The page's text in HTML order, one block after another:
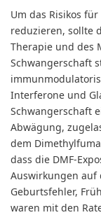
Um das Risikos
reduzieren, sollte
Therapie und des
Schwangerschaft
Interferone und
Schwangerschaft
Abwägung,
dem
dass die DMF-
Auswirkungen auf
Geburtsfehler,
waren mit den